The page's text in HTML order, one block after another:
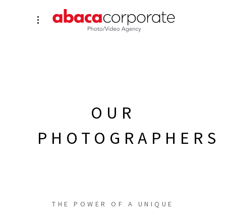
OUR
PHOTOGRAPHERS
THE POWER OF A UNIQUE